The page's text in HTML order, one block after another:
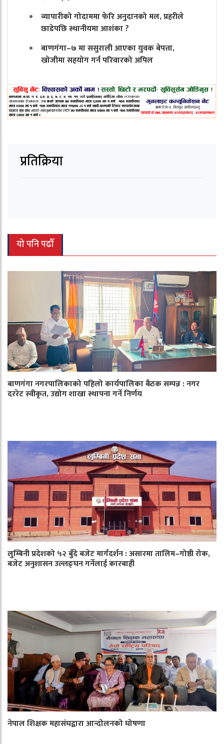
व्यापारीको गोदाममा फेरि अनुदानको मल, प्रहरीले
छाडेपछि स्थानीयमा आशंका ?
बाणगंगा–७ मा ससुराली आएका युवक बेपत्ता,
खोजीमा सहयोग गर्न परिवारको अपिल
प्रतिक्रिया
यो पनि पढौँ
बाणगंगा नगरपालिकाको पहिलो कार्यपालिका बैठक सम्पन्न : नगर
दररेट स्वीकृत, उद्योग शाखा स्थापना गर्ने निर्णय
लुम्बिनी प्रदेशको ५२ बुँदे बजेट मार्गदर्शन : असारमा तालिम–गोष्ठी रोक,
बजेट अनुशासन उल्लङ्घन गर्नेलाई कारबाही
नेपाल शिक्षक महासंघद्वारा आन्दोलनको घोषणा